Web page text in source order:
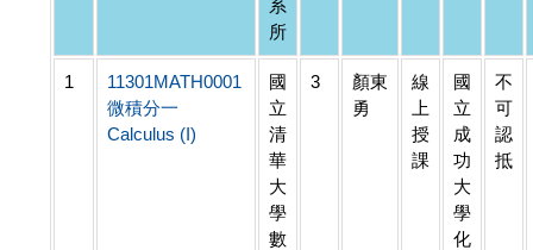
系
所
1
11301MATH0001
微積分一
Calculus (I)
國
立
清
華
大
學
數
3
顏東
勇
線
上
授
課
國
立
成
功
大
學
化
不
可
認
抵